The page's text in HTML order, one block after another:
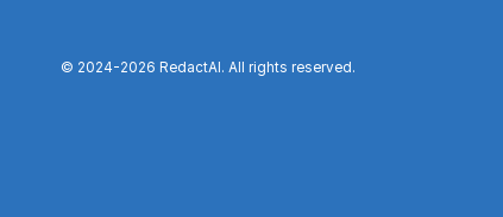
© 2024-2026 RedactAI. All rights reserved.